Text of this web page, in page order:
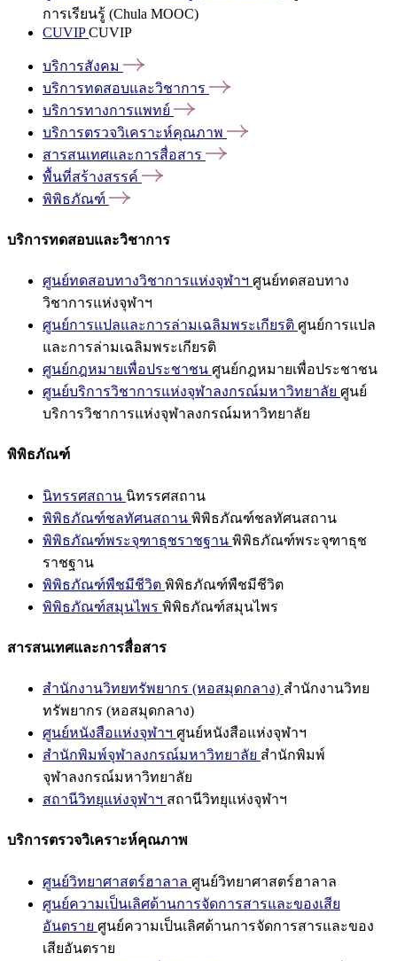
การเรียนรู้ (Chula MOOC)
CUVIPCUVIP
บริการสังคม
บริการทดสอบและวิชาการ
บริการทางการแพทย์
บริการตรวจวิเคราะห์คุณภาพ
สารสนเทศและการสื่อสาร
พื้นที่สร้างสรรค์
พิพิธภัณฑ์
บริการทดสอบและวิชาการ
ศูนย์ทดสอบทางวิชาการแห่งจุฬาฯ ศูนย์ทดสอบทาง
วิชาการแห่งจุฬาฯ
ศูนย์การแปลและการล่ามเฉลิมพระเกียรติ ศูนย์การแปล
และการล่ามเฉลิมพระเกียรติ
ศูนย์กฎหมายเพื่อประชาชน ศูนย์กฎหมายเพื่อประชาชน
ศูนย์บริการวิชาการแห่งจุฬาลงกรณ์มหาวิทยาลัย ศูนย์
บริการวิชาการแห่งจุฬาลงกรณ์มหาวิทยาลัย
พิพิธภัณฑ์
นิทรรศสถาน นิทรรศสถาน
พิพิธภัณฑ์ชลทัศนสถาน พิพิธภัณฑ์ชลทัศนสถาน
พิพิธภัณฑ์พระจุฑาธุชราชฐาน พิพิธภัณฑ์พระจุฑาธุช
ราชฐาน
พิพิธภัณฑ์พืชมีชีวิต พิพิธภัณฑ์พืชมีชีวิต
พิพิธภัณฑ์สมุนไพร พิพิธภัณฑ์สมุนไพร
สารสนเทศและการสื่อสาร
สำนักงานวิทยทรัพยากร (หอสมุดกลาง) สำนักงานวิทย
ทรัพยากร (หอสมุดกลาง)
ศูนย์หนังสือแห่งจุฬาฯ ศูนย์หนังสือแห่งจุฬาฯ
สำนักพิมพ์จุฬาลงกรณ์มหาวิทยาลัย สำนักพิมพ์
จุฬาลงกรณ์มหาวิทยาลัย
สถานีวิทยุแห่งจุฬาฯ สถานีวิทยุแห่งจุฬาฯ
บริการตรวจวิเคราะห์คุณภาพ
ศูนย์วิทยาศาสตร์ฮาลาล ศูนย์วิทยาศาสตร์ฮาลาล
ศูนย์ความเป็นเลิศด้านการจัดการสารและของเสีย
อันตราย ศูนย์ความเป็นเลิศด้านการจัดการสารและของ
เสียอันตราย